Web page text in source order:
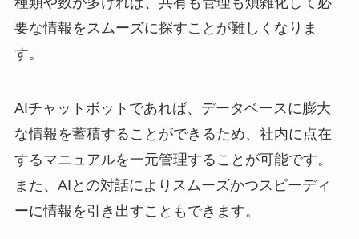
要な情報をスムーズに探すことが難しくなりま
す。
AIチャットボットであれば、データベースに膨大
な情報を蓄積することができるため、社内に点在
するマニュアルを一元管理することが可能です。
また、AIとの対話によりスムーズかつスピーディ
ーに情報を引き出すこともできます。